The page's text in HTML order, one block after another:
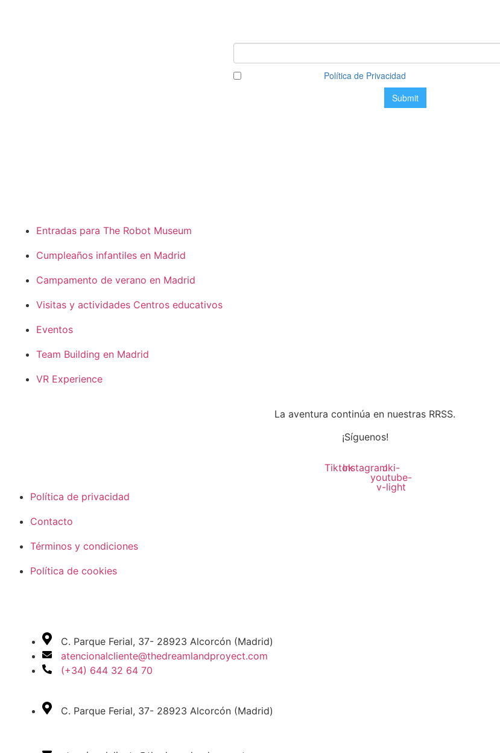
Entradas para The Robot Museum
Cumpleaños infantiles en Madrid
Campamento de verano en Madrid
Visitas y actividades Centros educativos
Eventos
Team Building en Madrid
VR Experience
La aventura continúa en nuestras RRSS.
¡Síguenos!
TiktokInstagramJki-
youtube-
v-light
Política de privacidad
Contacto
Términos y condiciones
Política de cookies
C. Parque Ferial, 37- 28923 Alcorcón (Madrid)
atencionalcliente@thedreamlandproyect.com
(+34) 644 32 64 70
C. Parque Ferial, 37- 28923 Alcorcón (Madrid)